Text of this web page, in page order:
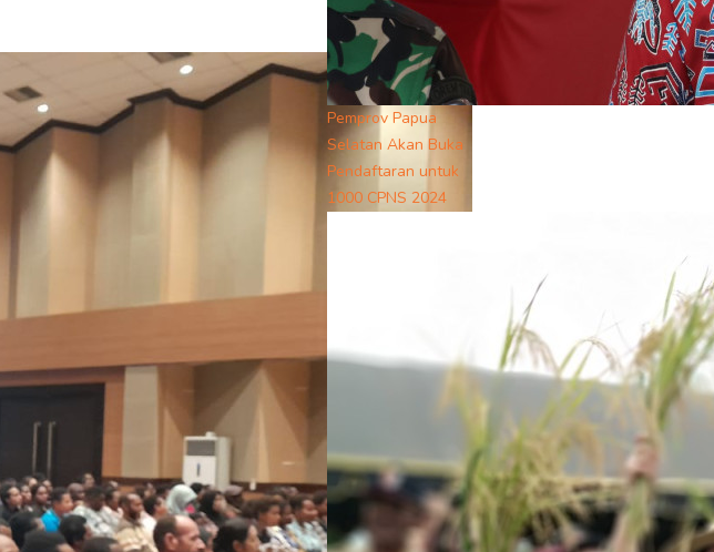
Pemprov Papua
Selatan Akan Buka
Pendaftaran untuk
1000 CPNS 2024